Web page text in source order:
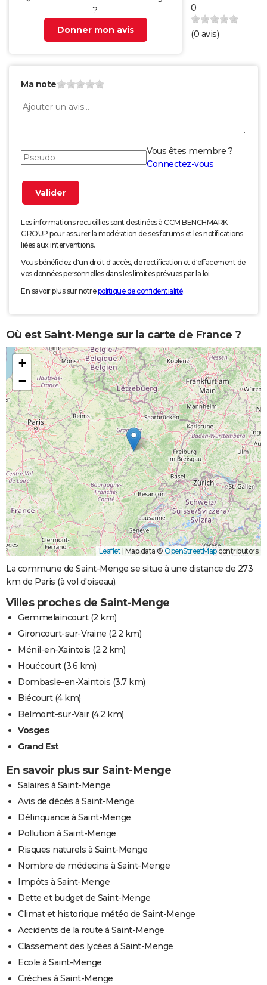
?
Donner mon avis
0
(0 avis)
Ma note
Vous êtes membre ?
Connectez-vous
Les informations recueillies sont destinées à CCM BENCHMARK
GROUP pour assurer la modération de ses forums et les notifications
liées aux interventions.
Vous bénéficiez d'un droit d'accès, de rectification et d'effacement de
vos données personnelles dans les limites prévues par la loi.
En savoir plus sur notrepolitique de confidentialité.
Où est Saint-Menge sur la carte de France ?
+
−
Leaflet Map data © OpenStreetMapcontributors
La commune de Saint-Menge se situe à une distance de 273
km de Paris (à vol d'oiseau).
Villes proches de Saint-Menge
Gemmelaincourt(2 km)
Gironcourt-sur-Vraine (2.2 km)
Ménil-en-Xaintois (2.2 km)
Houécourt(3.6 km)
Dombasle-en-Xaintois (3.7 km)
Biécourt(4 km)
Belmont-sur-Vair(4.2 km)
Vosges
Grand Est
En savoir plus sur Saint-Menge
Salaires à Saint-Menge
Avis de décès à Saint-Menge
Délinquance à Saint-Menge
Pollution à Saint-Menge
Risques naturels à Saint-Menge
Nombre de médecins à Saint-Menge
Impôts à Saint-Menge
Dette et budget de Saint-Menge
Climat et historique météo de Saint-Menge
Accidents de la route à Saint-Menge
Classement des lycées à Saint-Menge
Ecole à Saint-Menge
Crèches à Saint-Menge